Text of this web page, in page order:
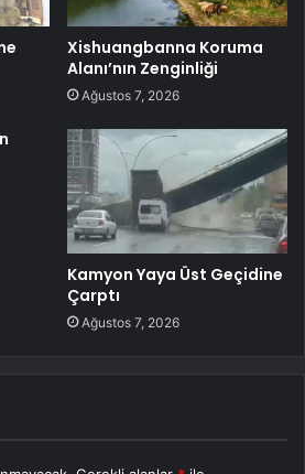
Xishuangbanna Koruma
Alanı’nın Zenginliği
Ağustos 7, 2026
Kamyon Yaya Üst Geçidine
Çarptı
Ağustos 7, 2026